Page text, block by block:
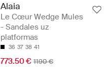
Alaia
Le Cœur Wedge Mules
- Sandales uz
platformas
36 37 38 41
773.50 € 1190 €